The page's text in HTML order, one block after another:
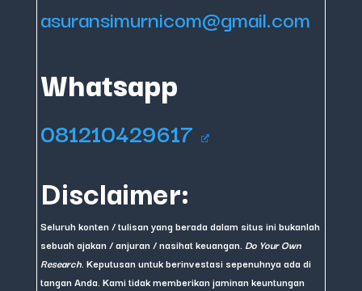
asuransimurnicom@gmail.com
Whatsapp
081210429617
Disclaimer:
Seluruh konten / tulisan yang berada dalam situs ini bukanlah
sebuah ajakan / anjuran / nasihat keuangan. Do Your Own
Research . Keputusan untuk berinvestasi sepenuhnya ada di
tangan Anda. Kami tidak memberikan jaminan keuntungan